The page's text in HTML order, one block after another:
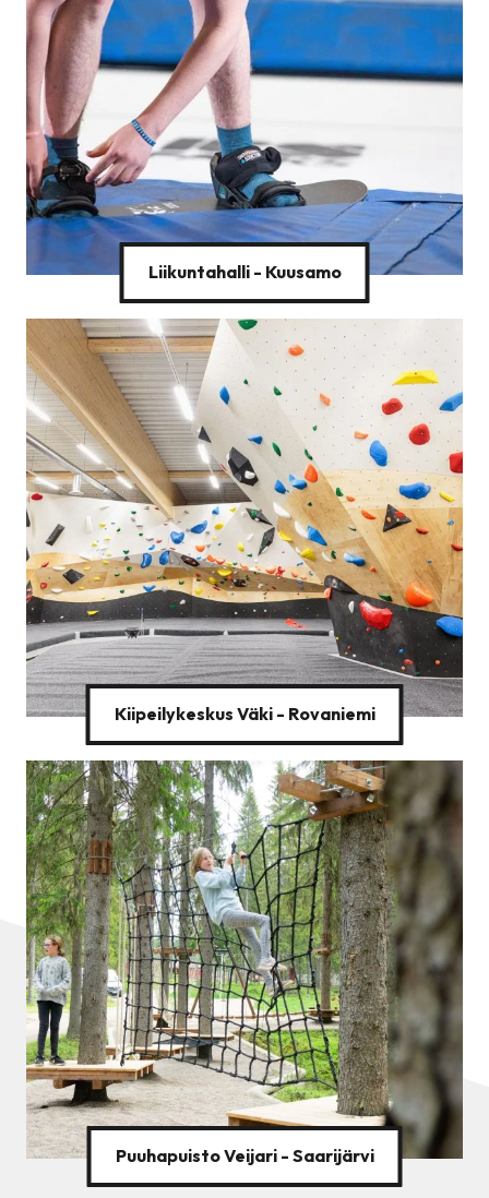
Liikuntahalli - Kuusamo
Kiipeilykeskus Väki - Rovaniemi
Puuhapuisto Veijari - Saarijärvi